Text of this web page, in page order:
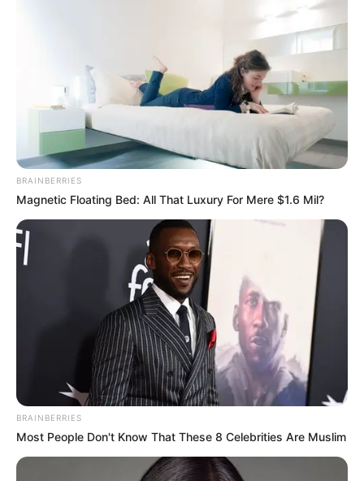
Befejezve a beszélgetést, lassan leültem a szék
szélére. A végtagjaim remegtek, mintha hosszú
maratont futottam volna. A lelkemet üresség és
keserűség töltötte el.
A konyha sarkában állt Sasha portréja. Mosolygott
– olyan életteli, olyan valóságos. Néztem az
arcvonásait, és gondolkodtam: mit tennél most?
Hogyan védenél meg minket?
Huszonegy nap telt el. Az anyósom nem jelent meg
többet. Kicseréltem a bejárati ajtók zárjait, minden
telefoncsörgésre megremegtem, és alaposan
megvizsgáltam a járókelők arcát, amikor Maximot
hoztam az oktatási intézményből.
Szombaton találkoztam a sógornőm
szomszédjával, Zinaida Petrovna-val. A bolt előtt
szólított meg:
– Olga, várj! Hogy vagy? Rég nem láttalak.
BRAINBERRIES
Magnetic Floating Bed: All That Luxury For Mere $1.6 Mil?
BRAINBERRIES
Most People Don't Know That These 8 Celebrities Are Muslim